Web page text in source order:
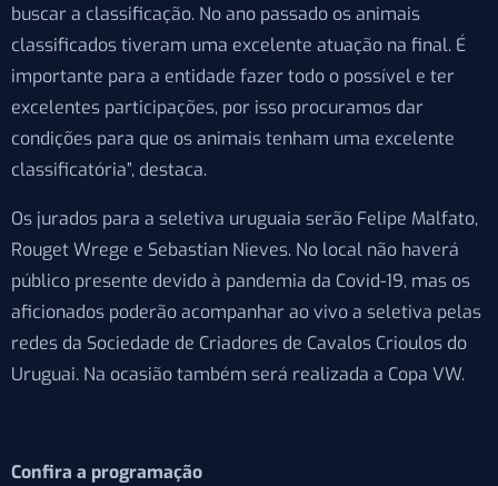
buscar a classificação. No ano passado os animais
classificados tiveram uma excelente atuação na final. É
importante para a entidade fazer todo o possível e ter
excelentes participações, por isso procuramos dar
condições para que os animais tenham uma excelente
classificatória”, destaca.
Os jurados para a seletiva uruguaia serão Felipe Malfato,
Rouget Wrege e Sebastian Nieves. No local não haverá
público presente devido à pandemia da Covid-19, mas os
aficionados poderão acompanhar ao vivo a seletiva pelas
redes da Sociedade de Criadores de Cavalos Crioulos do
Uruguai. Na ocasião também será realizada a Copa VW.
Confira a programação